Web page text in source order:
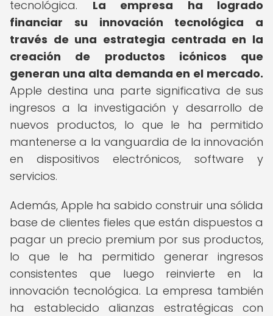
tecnológica. La empresa ha logrado
financiar su innovación tecnológica a
través de una estrategia centrada en la
creación de productos icónicos que
generan una alta demanda en el mercado.
Apple destina una parte significativa de sus
ingresos a la investigación y desarrollo de
nuevos productos, lo que le ha permitido
mantenerse a la vanguardia de la innovación
en dispositivos electrónicos, software y
servicios.
Además, Apple ha sabido construir una sólida
base de clientes fieles que están dispuestos a
pagar un precio premium por sus productos,
lo que le ha permitido generar ingresos
consistentes que luego reinvierte en la
innovación tecnológica. La empresa también
ha establecido alianzas estratégicas con